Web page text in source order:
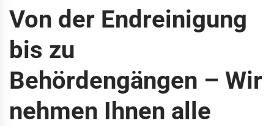
Von der Endreinigung
bis zu
Behördengängen – Wir
nehmen Ihnen alle